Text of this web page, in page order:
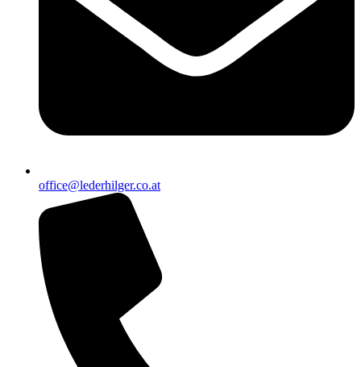
office@lederhilger.co.at